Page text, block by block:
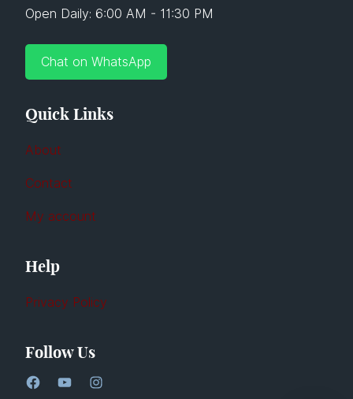
Open Daily: 6:00 AM - 11:30 PM
Chat on WhatsApp
Quick Links
About
Contact
My account
Help
Privacy Policy
Follow Us